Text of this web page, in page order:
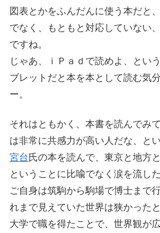
図表とかをふんだんに使う本だと
でなく、もともと対応していない
ですね。
じゃあ、ｉＰａｄで読めよ、とい
ブレットだと本を本として読む気
ー。
それはともかく、本書を読んでみ
は非常に共感力が高い人だな、とい
宮台 氏の本を読んで、東京と地方
ということに比喩でなく涙を流した
ご自身は筑駒から駒場で博士まで
れまで見えていた世界は狭かった
大学で職を得たことで、世界観が